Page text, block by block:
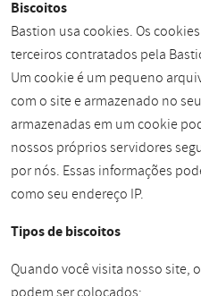
Biscoitos
Bastion usa cookies. Os
terceiros contratados pela
Um cookie é um pequeno
com o site e armazenado no
armazenadas em um cookie
nossos próprios servidores
por nós. Essas informações
como seu endereço IP.
Tipos de biscoitos
Quando você visita nosso site,